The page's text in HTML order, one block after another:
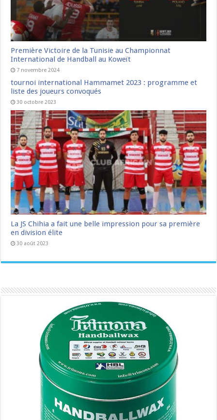
Première Victoire de la Tunisie au Championnat
International de Handball au Koweït
7 novembre 2024
tournoi international Hammamet 2023 : programme et
liste des joueurs convoqués
30 octobre 2023
La JS Chihia a fait une belle impression pour sa première
en division élite
30 août 2023